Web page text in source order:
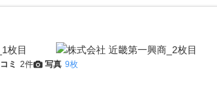
ミ 2件 写真 9枚